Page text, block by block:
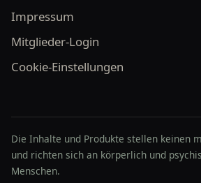
Impressum
Mitglieder-Login
Cookie-Einstellungen
Die Inhalte und Produkte stellen keinen
und richten sich an körperlich und
Menschen.